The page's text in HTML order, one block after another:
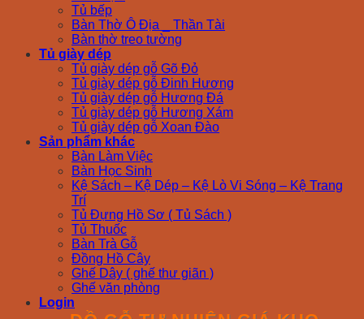
Tủ bếp
Bàn Thờ Ô Địa _ Thần Tài
Bàn thờ treo tường
Tủ giày dép
Tủ giày dép gỗ Gõ Đỏ
Tủ giày dép gỗ Đinh Hương
Tủ giày dép gỗ Hương Đá
Tủ giày dép gỗ Hương Xám
Tủ giày dép gỗ Xoan Đào
Sản phẩm khác
Bàn Làm Việc
Bàn Học Sinh
Kệ Sách – Kệ Dép – Kệ Lò Vi Sóng – Kệ Trang
Trí
Tủ Đựng Hồ Sơ ( Tủ Sách )
Tủ Thuốc
Bàn Trà Gỗ
Đồng Hồ Cây
Ghế Dây ( ghế thư giãn )
Ghế văn phòng
Login